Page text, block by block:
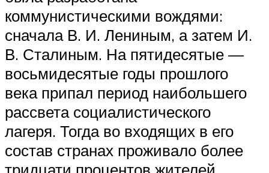
коммунистическими вождями:
сначала В. И. Лениным, а затем И.
В. Сталиным. На пятидесятые —
восьмидесятые годы прошлого
века припал период наибольшего
рассвета социалистического
лагеря. Тогда во входящих в его
состав странах проживало более